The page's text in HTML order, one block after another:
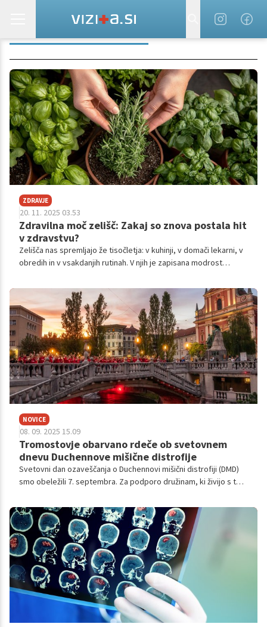
DRUŽINSKA PODPORA
ZDRAVJE
20. 11. 2025 03.53
Zdravilna moč zelišč: Zakaj so znova postala hit
v zdravstvu?
Zelišča nas spremljajo že tisočletja: v kuhinji, v domači lekarni, v
obredih in v vsakdanjih rutinah. V njih je zapisana modrost
učinkovin, ki so podpirale zdravje še dolgo pred sodobno
medicino.
NOVICE
08. 09. 2025 15.09
Tromostovje obarvano rdeče ob svetovnem
dnevu Duchennove mišične distrofije
Svetovni dan ozaveščanja o Duchennovi mišični distrofiji (DMD)
smo obeležili 7. septembra. Za podporo družinam, ki živijo s to
barvo. Duchennova mišična distrofija je redka in resna bolezen,
ki prizadene mišice, najpogostejša pa je pri otrocih. Letošnji
slogan Skupaj z družino je pot lažja poudarja, da diagnoza vpliva
na celotno družino.